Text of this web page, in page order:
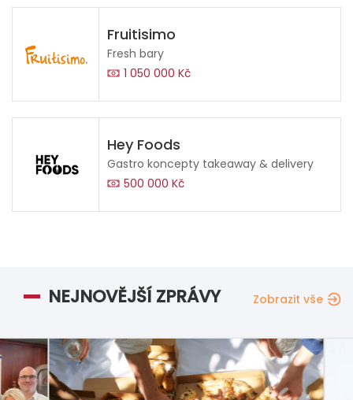
Fruitisimo
Fresh bary
1 050 000 Kč
Hey Foods
Gastro koncepty takeaway & delivery
500 000 Kč
NEJNOVĚJŠÍ ZPRÁVY Zobrazit vše